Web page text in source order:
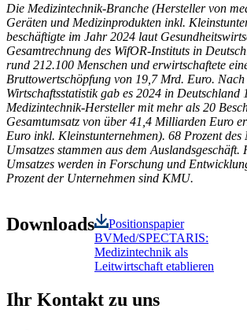
Die Medizintechnik-Branche (Hersteller von
Geräten und Medizinprodukten inkl.
beschäftigte im Jahr 2024 laut
Gesamtrechnung des WifOR-Instituts in
rund 212.100 Menschen und erwirtschaftete
Bruttowertschöpfung von 19,7 Mrd. Euro.
Wirtschaftsstatistik gab es 2024 in Deutschland
Medizintechnik-Hersteller mit mehr als 20
Gesamtumsatz von über 41,4 Milliarden Euro
Euro inkl. Kleinstunternehmen). 68 Prozent des
Umsatzes stammen aus dem Auslandsgeschäft.
Umsatzes werden in Forschung und
Prozent der Unternehmen sind KMU.
Downloads
Positionspapier
BVMed/SPECTARIS:
Medizintechnik als
Leitwirtschaft etablieren
Ihr Kontakt zu uns